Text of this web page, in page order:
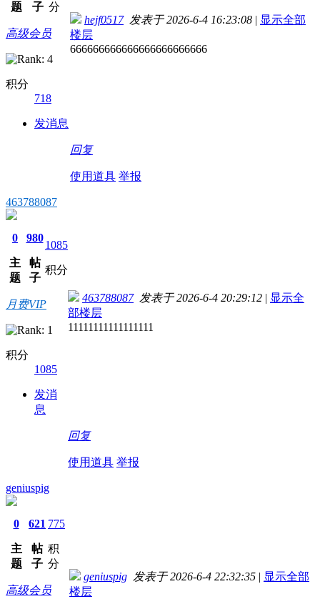
题
子 分
高级会员
积分
718
发消息
hejf0517发表于 2026-6-4 16:23:08 | 显示全部
楼层
666666666666666666666666
回复
使用道具 举报
463788087
0
主
题
980
帖
子
1085
积分
月费VIP
积分
1085
发消
息
463788087发表于 2026-6-4 20:29:12 | 显示全
部楼层
11111111111111111
回复
使用道具 举报
geniuspig
0
主
题
621
帖
子
775
积
分
高级会员
geniuspig 发表于 2026-6-4 22:32:35 | 显示全部
楼层